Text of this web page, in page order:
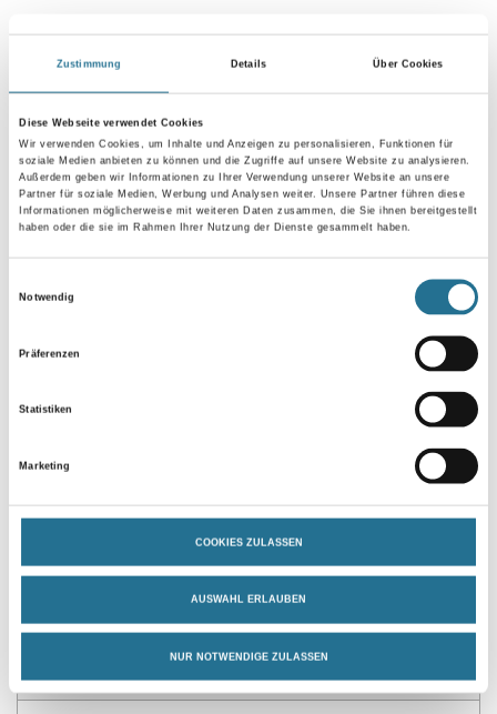
Zustimmung Details Über Cookies
Diese Webseite verwendet Cookies
Wir verwenden Cookies, um Inhalte und Anzeigen zu personalisieren, Funktionen für
soziale Medien anbieten zu können und die Zugriffe auf unsere Website zu analysieren.
Außerdem geben wir Informationen zu Ihrer Verwendung unserer Website an unsere
Partner für soziale Medien, Werbung und Analysen weiter. Unsere Partner führen diese
Informationen möglicherweise mit weiteren Daten zusammen, die Sie ihnen bereitgestellt
haben oder die sie im Rahmen Ihrer Nutzung der Dienste gesammelt haben.
Notwendig
Präferenzen
Statistiken
Marketing
COOKIES ZULASSEN
AUSWAHL ERLAUBEN
NUR NOTWENDIGE ZULASSEN
VIELLEICHT GEFÄLLT IHNEN AUCH...
Bitte einloggen, um Preise zu
sehen
MPlus Fassadenpinsel
75mm schwarze Borste
Bitte einloggen, um Preise zu
sehen